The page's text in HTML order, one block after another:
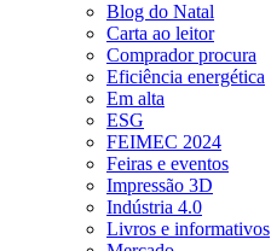
Blog do Natal
Carta ao leitor
Comprador procura
Eficiência energética
Em alta
ESG
FEIMEC 2024
Feiras e eventos
Impressão 3D
Indústria 4.0
Livros e informativos